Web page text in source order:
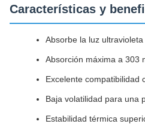
Características y
Absorbe la luz
Absorción máxima a 303
Excelente compatibilidad
Baja volatilidad para una
Estabilidad térmica